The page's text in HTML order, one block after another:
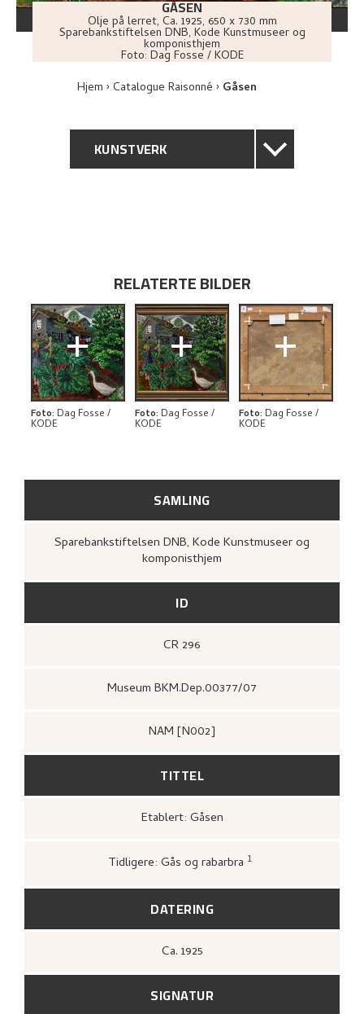
GÅSEN
Olje på lerret, Ca. 1925, 650 x 730 mm
Sparebankstiftelsen DNB, Kode Kunstmuseer og
komponisthjem
Foto: Dag Fosse / KODE
Hjem Catalogue Raisonné Gåsen
KUNSTVERK
UTSTILLINGSHISTORIE
BIBLIOGRAFI
RELATERTE KUNSTVERK
UTFORSK
SAMLING
Sparebankstiftelsen DNB, Kode Kunstmuseer og
komponisthjem
ID
CR 296
Museum BKM.Dep.00377/07
NAM [N002]
TITTEL
Etablert: Gåsen
Tidligere: Gås og rabarbra 1
og tresnitt(Oslo: Kunstnernes Hus,
Kunstnernes Hus, 1955),
DATERING
Ca. 1925
SIGNATUR
RELATERTE BILDER
+
Foto: Dag Fosse /
KODE
+
Foto: Dag Fosse /
KODE
+
Foto: Dag Fosse /
KODE